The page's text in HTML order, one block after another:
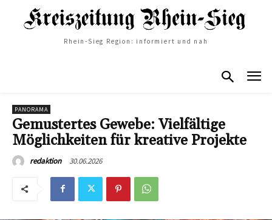
Rhein-Sieg Region: informiert und nah
PANORAMA
Gemustertes Gewebe: Vielfältige
Möglichkeiten für kreative Projekte
redaktion 30.06.2026